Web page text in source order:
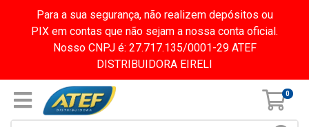
Para a sua segurança, não realizem depósitos ou
PIX em contas que não sejam a nossa conta oficial.
Nosso CNPJ é: 27.717.135/0001-29 ATEF
DISTRIBUIDORA EIRELI
0